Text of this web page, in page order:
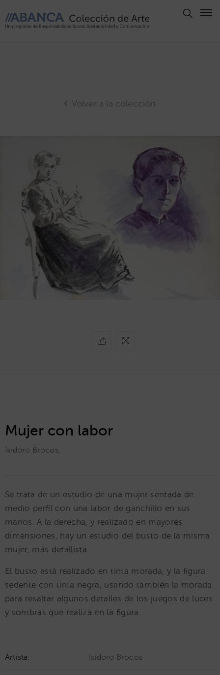
Volver a la colección
Mujer con labor
Isidoro Brocos,
Se trata de un estudio de una mujer sentada de
medio perfil con una labor de ganchillo en sus
manos. A la derecha, y realizado en mayores
dimensiones, hay un estudio del busto de la misma
mujer, más detallista.
El busto está realizado en tinta morada, y la figura
sedente con tinta negra, usando también la morada
para resaltar algunos detalles de los juegos de luces
y sombras que realiza en la figura.
Artista: Isidoro Brocos
Derechos
de Autor